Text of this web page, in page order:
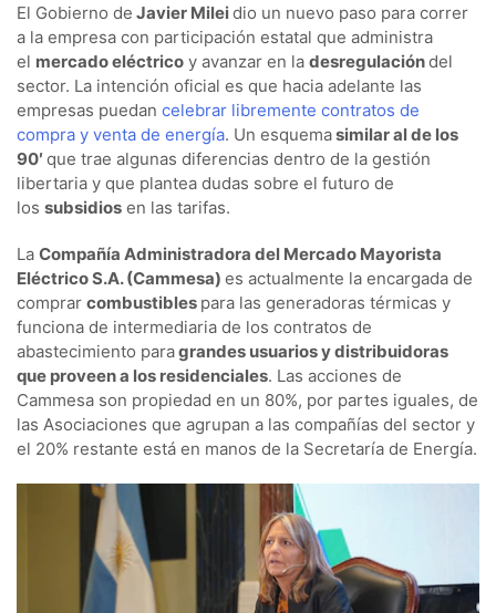
El Gobierno de Javier Mileidio un nuevo paso para correr
a la empresa con participación estatal que administra
el mercado eléctrico y avanzar en la desregulacióndel
sector. La intención oficial es que hacia adelante las
empresas puedan celebrar libremente contratos de
compra y venta de energía. Un esquemasimilar al de los
90′que trae algunas diferencias dentro de la gestión
libertaria y que plantea dudas sobre el futuro de
los subsidios en las tarifas.
La Compañía Administradora del Mercado Mayorista
Eléctrico S.A. (Cammesa) es actualmente la encargada de
comprar combustibles para las generadoras térmicas y
funciona de intermediaria de los contratos de
abastecimiento paragrandes usuarios y distribuidoras
que proveen a los residenciales. Las acciones de
Cammesa son propiedad en un 80%, por partes iguales, de
las Asociaciones que agrupan a las compañías del sector y
el 20% restante está en manos de la Secretaría de Energía.